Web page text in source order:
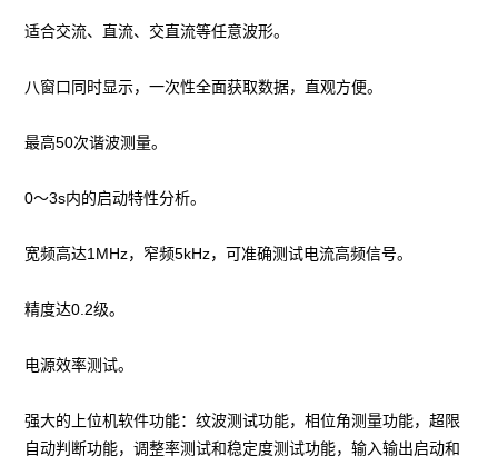
适合交流、直流、交直流等任意波形。
八窗口同时显示，一次性全面获取数据，直观方便。
最高50次谐波测量。
0～3s内的启动特性分析。
宽频高达1MHz，窄频5kHz，可准确测试电流高频信号。
精度达0.2级。
电源效率测试。
强大的上位机软件功能：纹波测试功能，相位角测量功能，超限
自动判断功能，调整率测试和稳定度测试功能，输入输出启动和